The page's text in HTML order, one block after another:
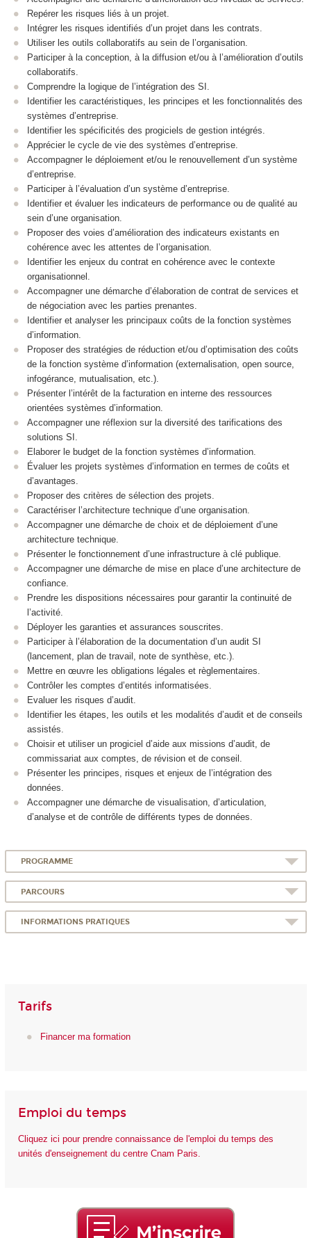
Repérer les risques liés à un projet.
Intégrer les risques identifiés d’un projet dans les contrats.
Utiliser les outils collaboratifs au sein de l’organisation.
Participer à la conception, à la diffusion et/ou à l’amélioration d’outils
collaboratifs.
Comprendre la logique de l’intégration des SI.
Identifier les caractéristiques, les principes et les fonctionnalités des
systèmes d’entreprise.
Identifier les spécificités des progiciels de gestion intégrés.
Apprécier le cycle de vie des systèmes d’entreprise.
Accompagner le déploiement et/ou le renouvellement d’un système
d’entreprise.
Participer à l’évaluation d’un système d’entreprise.
Identifier et évaluer les indicateurs de performance ou de qualité au
sein d’une organisation.
Proposer des voies d’amélioration des indicateurs existants en
cohérence avec les attentes de l’organisation.
Identifier les enjeux du contrat en cohérence avec le contexte
organisationnel.
Accompagner une démarche d’élaboration de contrat de services et
de négociation avec les parties prenantes.
Identifier et analyser les principaux coûts de la fonction systèmes
d’information.
Proposer des stratégies de réduction et/ou d’optimisation des coûts
de la fonction système d’information (externalisation, open source,
infogérance, mutualisation, etc.).
Présenter l’intérêt de la facturation en interne des ressources
orientées systèmes d’information.
Accompagner une réflexion sur la diversité des tarifications des
solutions SI.
Elaborer le budget de la fonction systèmes d’information.
Évaluer les projets systèmes d’information en termes de coûts et
d’avantages.
Proposer des critères de sélection des projets.
Caractériser l’architecture technique d’une organisation.
Accompagner une démarche de choix et de déploiement d’une
architecture technique.
Présenter le fonctionnement d’une infrastructure à clé publique.
Accompagner une démarche de mise en place d’une architecture de
confiance.
Prendre les dispositions nécessaires pour garantir la continuité de
l’activité.
Déployer les garanties et assurances souscrites.
Participer à l’élaboration de la documentation d’un audit SI
(lancement, plan de travail, note de synthèse, etc.).
Mettre en œuvre les obligations légales et règlementaires.
Contrôler les comptes d’entités informatisées.
Evaluer les risques d’audit.
Identifier les étapes, les outils et les modalités d’audit et de conseils
assistés.
Choisir et utiliser un progiciel d’aide aux missions d’audit, de
commissariat aux comptes, de révision et de conseil.
Présenter les principes, risques et enjeux de l’intégration des
données.
Accompagner une démarche de visualisation, d’articulation,
d’analyse et de contrôle de différents types de données.
PROGRAMME
PARCOURS
INFORMATIONS PRATIQUES
Tarifs
Financer ma formation
Emploi du temps
Cliquez ici pour prendre connaissance de l'emploi du temps des
unités d'enseignement du centre Cnam Paris.